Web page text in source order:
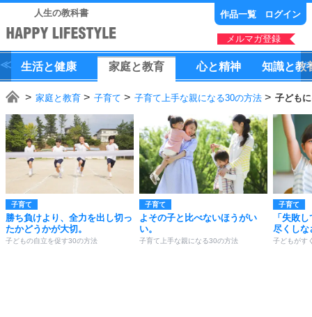
人生の教科書 作品一覧 ログイン
メルマガ登録
生活と健康 家庭と教育 心と精神 知識と教
家庭と教育 子育て 子育て上手な親になる30の方法 子ども
子育て
勝ち負けより、全力を出し切っ
たかどうかが大切。
子どもの自立を促す30の方法
子育て
よその子と比べないほうがい
い。
子育て上手な親になる30の方法
子育て
「失敗
尽くしな
子どもがす